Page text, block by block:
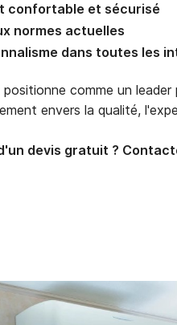
confortable et sécurisé
normes actuelles
dans toutes les
positionne comme un
envers la qualité,
devis gratuit ?